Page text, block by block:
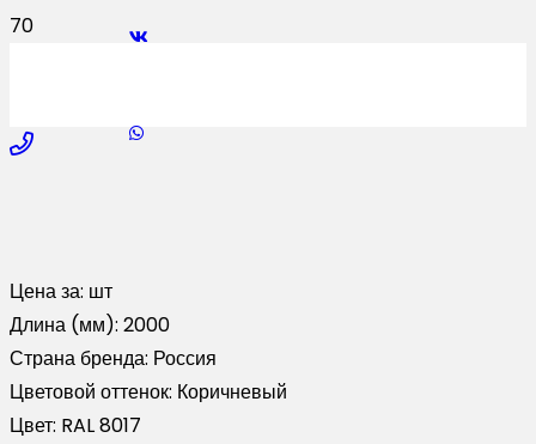
Цена за: шт
Длина (мм): 2000
Страна бренда: Россия
Цветовой оттенок: Коричневый
Цвет: RAL 8017